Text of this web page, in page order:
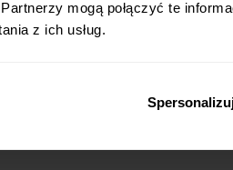
mogą połączyć te
z ich usług.
. Regularne używanie
kamienia ściernego, co
profesjonalne narzędzie,
dwustopniowego